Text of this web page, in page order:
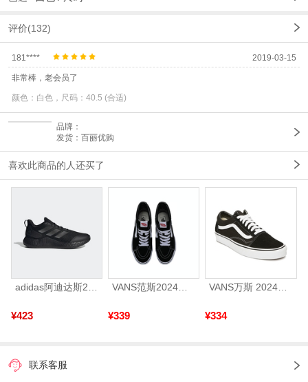
评价(132)
181**** 2019-03-15
非常棒，老会员了
颜色：白色，尺码：40.5 (合适)
品牌：
发货：百丽优购
喜欢此商品的人还买了
¥423 ¥339 ¥334
联系客服